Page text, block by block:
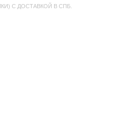
С ДОСТАВКОЙ В СПБ.